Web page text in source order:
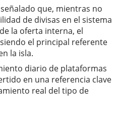
que, mientras no
de divisas en el sistema
la oferta interna, el
el principal referente
la isla.
diario de plataformas
en una referencia clave
real del tipo de